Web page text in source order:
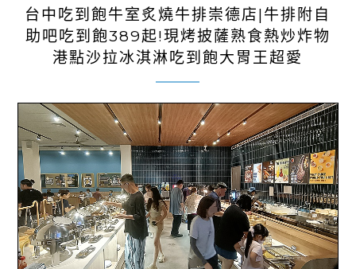
台中吃到飽牛室炙燒牛排崇德店|牛排附自
助吧吃到飽389起!現烤披薩熟食熱炒炸物
港點沙拉冰淇淋吃到飽大胃王超愛